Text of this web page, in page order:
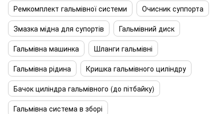
Ремкомплект гальмівної системи
Очисник суппорта
Змазка мідна для супортів
Гальмівний диск
Гальмівна машинка
Шланги гальмівні
Гальмівна рідина
Кришка гальмівного циліндру
Бачок циліндра гальмівного (до пітбайку)
Гальмівна система в зборі